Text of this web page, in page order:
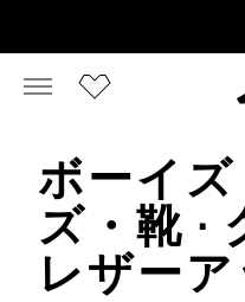
ボーイズ
ズ・靴 ·
レザー